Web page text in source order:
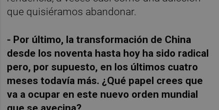
que quisiéramos abandonar.
- Por último, la transformación de China
desde los noventa hasta hoy ha sido radical
pero, por supuesto, en los últimos cuatro
meses todavía más. ¿Qué papel crees que
va a ocupar en este nuevo orden mundial